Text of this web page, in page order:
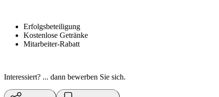
Erfolgsbeteiligung
Kostenlose Getränke
Mitarbeiter-Rabatt
Interessiert? ... dann bewerben Sie sich.